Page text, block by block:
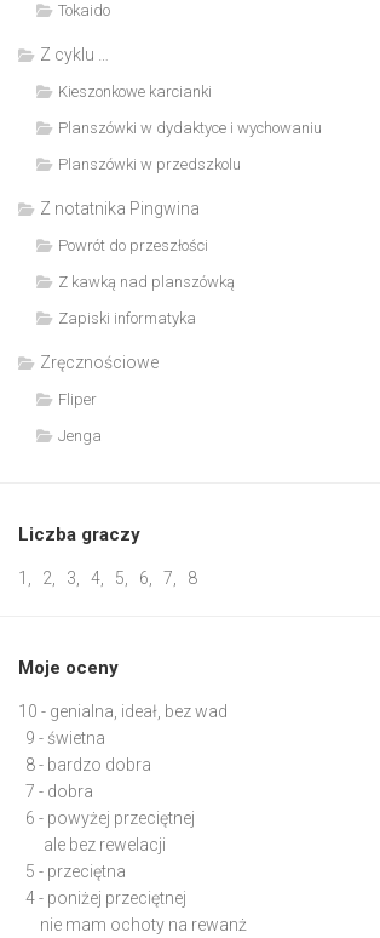
Tokaido
Z cyklu …
Kieszonkowe karcianki
Planszówki w dydaktyce i wychowaniu
Planszówki w przedszkolu
Z notatnika Pingwina
Powrót do przeszłości
Z kawką nad planszówką
Zapiski informatyka
Zręcznościowe
Fliper
Jenga
Liczba graczy
1 , 2, 3, 4, 5, 6, 7, 8
Moje oceny
10 - genialna, ideał, bez wad
9 - świetna
8 - bardzo dobra
7 - dobra
6 - powyżej przeciętnej
ale bez rewelacji
5 - przeciętna
4 - poniżej przeciętnej
nie mam ochoty na rewanż